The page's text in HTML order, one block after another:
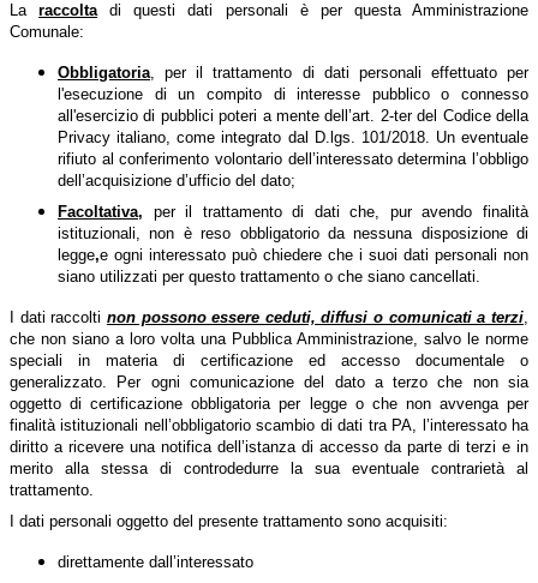
Laraccolta
di questi dati personali è per questa Amministrazione
Comunale:
Obbligatoria, per il trattamento di dati personali effettuato per
l'esecuzione di un compito di interesse pubblico o connesso
all'esercizio di pubblici poteri a mente dell’art. 2-ter del Codice della
Privacy italiano, come integrato dal D.lgs. 101/2018. Un eventuale
rifiuto al conferimento volontario dell’interessato determina l’obbligo
dell’acquisizione d’ufficio del dato;
Facoltativa, per il trattamento di dati che, pur avendo finalità
istituzionali, non è reso obbligatorio da nessuna disposizione di
legge,e ogni interessato può chiedere che i suoi dati personali non
siano utilizzati per questo trattamento o che siano cancellati.
I dati raccolti non possono essere ceduti, diffusi o comunicati a terzi,
che non siano a loro volta una Pubblica Amministrazione, salvo le norme
speciali in materia di certificazione ed accesso documentale o
generalizzato. Per ogni comunicazione del dato a terzo che non sia
oggetto di certificazione obbligatoria per legge o che non avvenga per
finalità istituzionali nell’obbligatorio scambio di dati tra PA, l’interessato ha
diritto a ricevere una notifica dell’istanza di accesso da parte di terzi e in
merito alla stessa di controdedurre la sua eventuale contrarietà al
trattamento.
I dati personali oggetto del presente trattamento sono acquisiti:
direttamente dall’interessato